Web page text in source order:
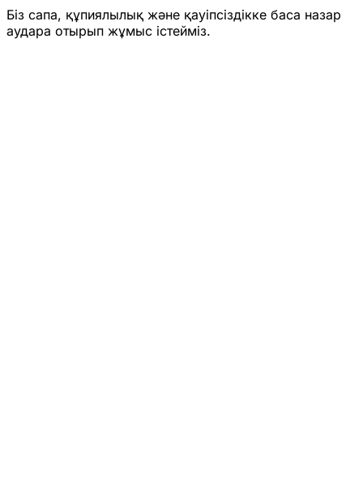
Біз сапа, құпиялылық және қауіпсіздікке баса назар
аудара отырып жұмыс істейміз.